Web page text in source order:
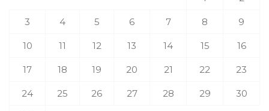
3 4 5 6 7 8 9
10 11 12 13 14 15 16
17 18 19 20 21 22 23
24 25 26 27 28 29 30